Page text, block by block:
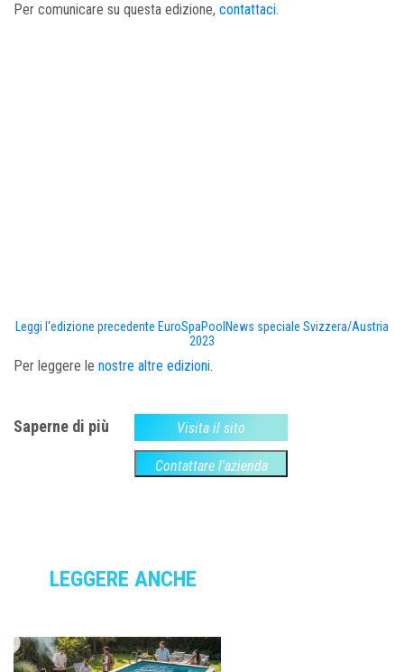
Per comunicare su questa edizione, contattaci.
Leggi l'edizione precedente EuroSpaPoolNews speciale Svizzera/Austria
2023
Per leggere le nostre altre edizioni.
Saperne di più Visita il sito
Contattare l'azienda
LEGGERE ANCHE